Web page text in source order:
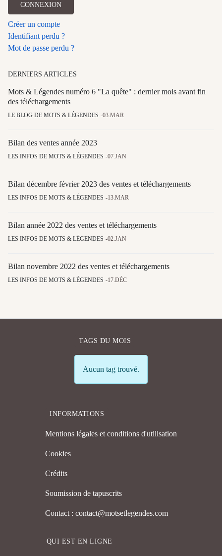
CONNEXION
Créer un compte
Identifiant perdu ?
Mot de passe perdu ?
DERNIERS ARTICLES
Mots & Légendes numéro 6 "La quête" : dernier mois avant fin
des téléchargements
LE BLOG DE MOTS & LÉGENDES 03.MAR
Bilan des ventes année 2023
LES INFOS DE MOTS & LÉGENDES 07.JAN
Bilan décembre février 2023 des ventes et téléchargements
LES INFOS DE MOTS & LÉGENDES 13.MAR
Bilan année 2022 des ventes et téléchargements
LES INFOS DE MOTS & LÉGENDES 02.JAN
Bilan novembre 2022 des ventes et téléchargements
LES INFOS DE MOTS & LÉGENDES 17.DÉC
TAGS DU MOIS
Info
Aucun tag trouvé.
INFORMATIONS
Mentions légales et conditions d'utilisation
Cookies
Crédits
Soumission de tapuscrits
Contact : contact@motsetlegendes.com
QUI EST EN LIGNE